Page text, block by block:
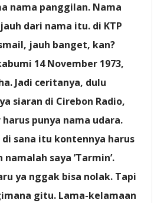
nama panggilan. Nama
dari nama itu. di KTP
jauh banget, kan?
14 November 1973,
Jadi ceritanya, dulu
siaran di Cirebon Radio,
punya nama udara.
sana itu kontennya harus
saya ’Tarmin’.
ya nggak bisa nolak. Tapi
gitu. Lama-kelamaan